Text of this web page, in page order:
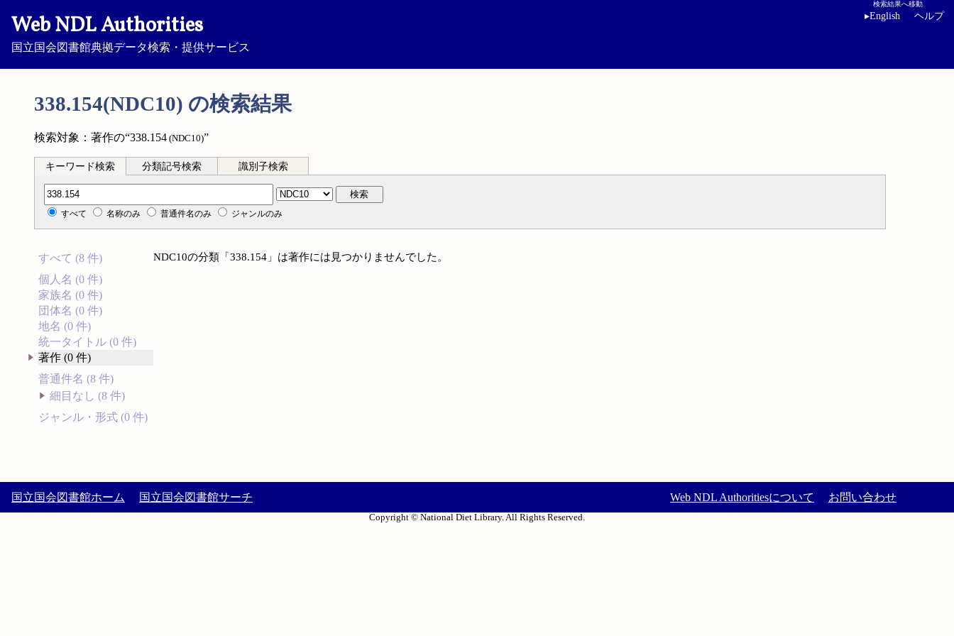
Web NDL Authorities
国立国会図書館典拠データ検索・提供サービス
検索結果へ移動
▸English ヘルプ
338.154(NDC10) の検索結果
検索対象：著作の“338.154 (NDC10)”
キーワード検索 分類記号検索 識別子検索
分類記号検索 検索
すべて 名称のみ 普通件名のみ ジャンルのみ
すべて (8 件)
個人名 (0 件)
家族名 (0 件)
団体名 (0 件)
地名 (0 件)
統一タイトル (0 件)
著作 (0 件)
普通件名 (8 件)
細目なし (8 件)
ジャンル・形式 (0 件)
NDC10の分類「338.154」は著作には見つかりませんでした。
国立国会図書館ホーム 国立国会図書館サーチ Web NDL Authoritiesについて お問い合わせ
Copyright © National Diet Library. All Rights Reserved.